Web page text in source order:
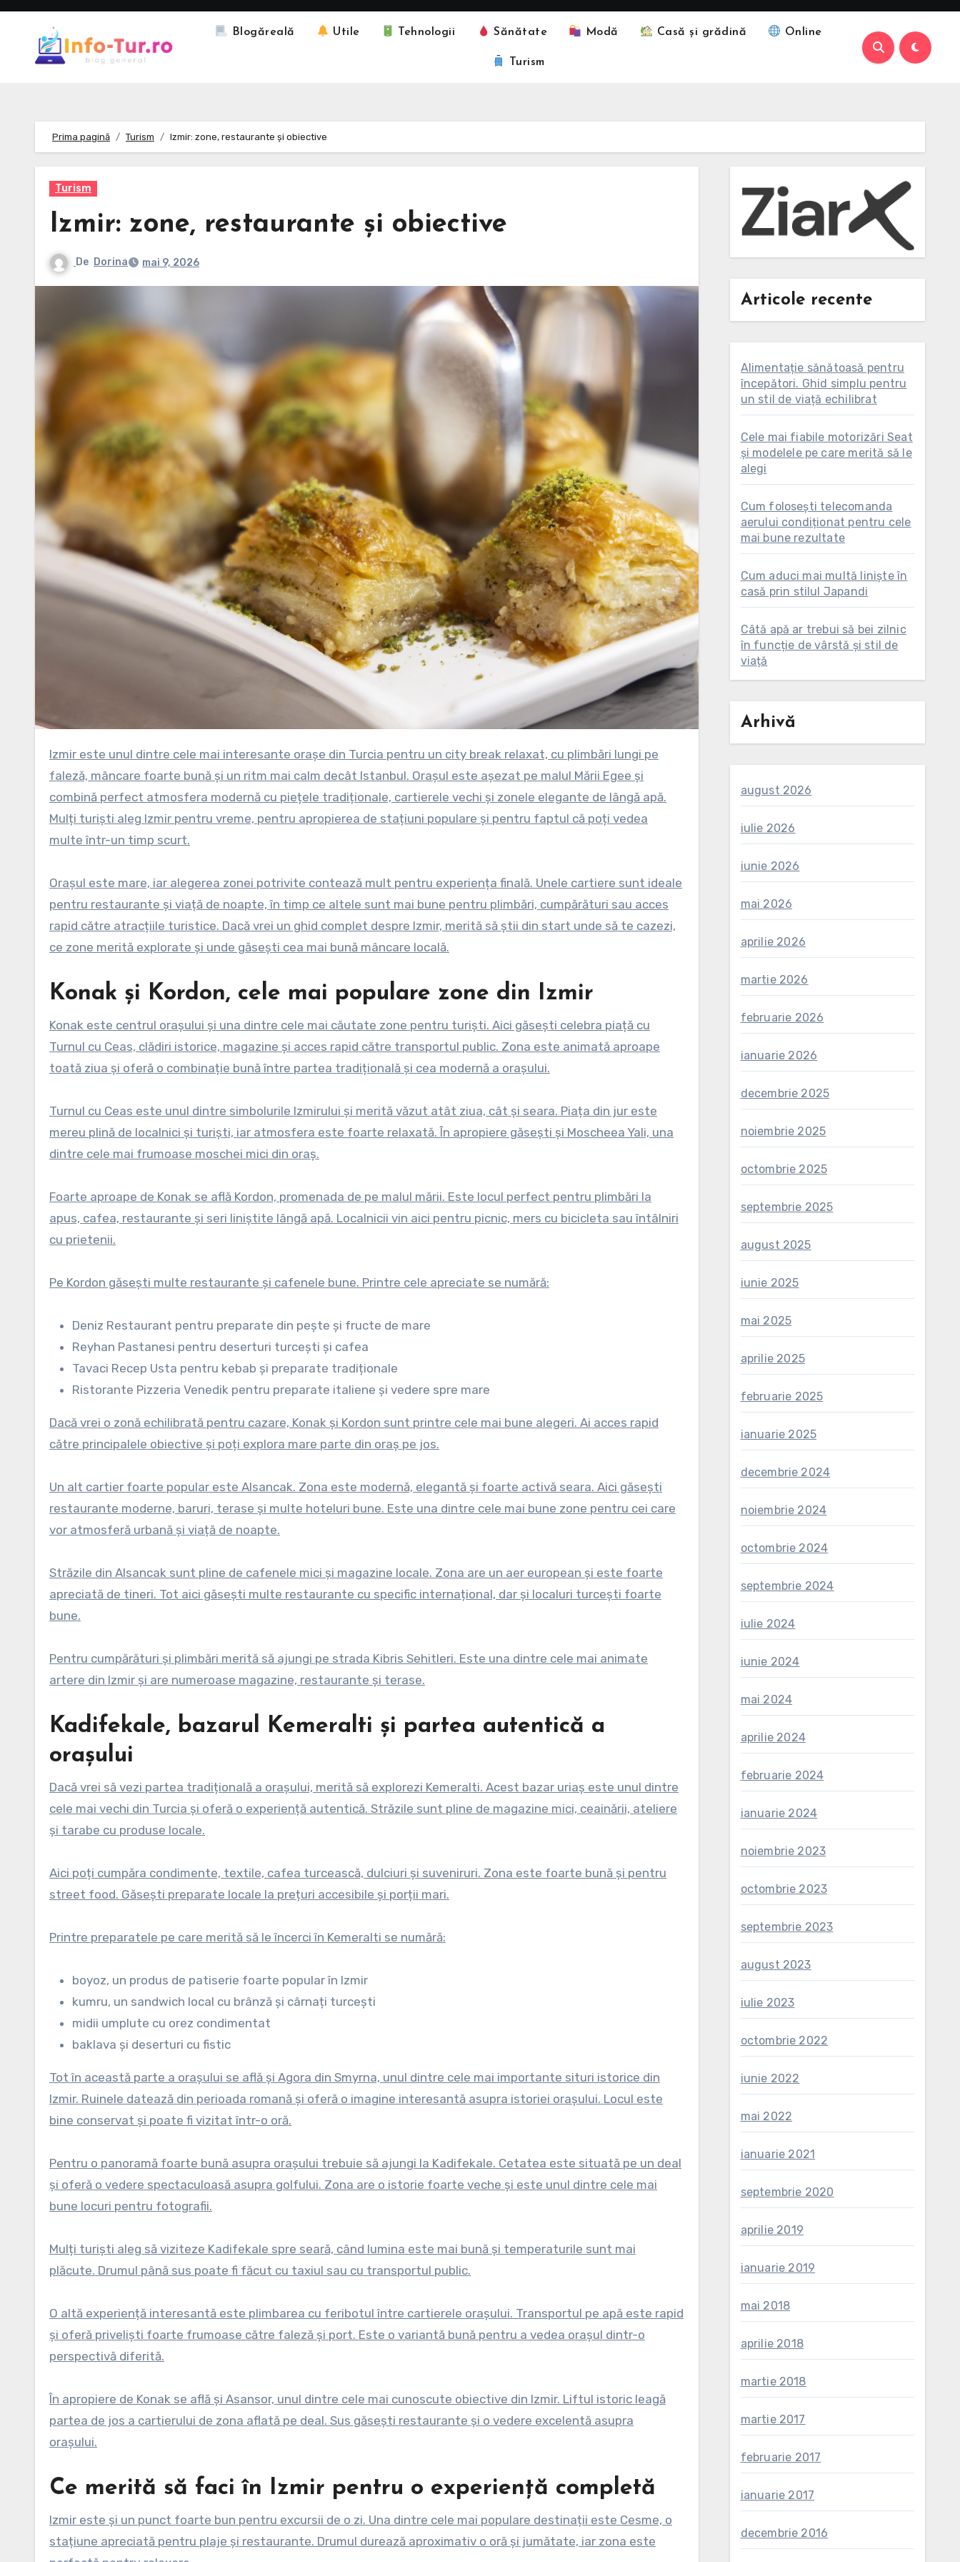
Skip
content
Blogăreală Utile Tehnologii Sănătate Modă Casă și grădină Online
Turism
Prima pagină Turism Izmir: zone, restaurante și obiective
Turism
Izmir: zone, restaurante și obiective
De Dorina mai 9, 2026
Izmir este unul dintre cele mai interesante orașe din Turcia pentru un city break relaxat, cu plimbări lungi pe
faleză, mâncare foarte bună și un ritm mai calm decât Istanbul. Orașul este așezat pe malul Mării Egee și
combină perfect atmosfera modernă cu piețele tradiționale, cartierele vechi și zonele elegante de lângă apă.
Mulți turiști aleg Izmir pentru vreme, pentru apropierea de stațiuni populare și pentru faptul că poți vedea
multe într-un timp scurt.
Orașul este mare, iar alegerea zonei potrivite contează mult pentru experiența finală. Unele cartiere sunt ideale
pentru restaurante și viață de noapte, în timp ce altele sunt mai bune pentru plimbări, cumpărături sau acces
rapid către atracțiile turistice. Dacă vrei un ghid complet despre Izmir, merită să știi din start unde să te cazezi,
ce zone merită explorate și unde găsești cea mai bună mâncare locală.
Konak și Kordon, cele mai populare zone din Izmir
Konak este centrul orașului și una dintre cele mai căutate zone pentru turiști. Aici găsești celebra piață cu
Turnul cu Ceas, clădiri istorice, magazine și acces rapid către transportul public. Zona este animată aproape
toată ziua și oferă o combinație bună între partea tradițională și cea modernă a orașului.
Turnul cu Ceas este unul dintre simbolurile Izmirului și merită văzut atât ziua, cât și seara. Piața din jur este
mereu plină de localnici și turiști, iar atmosfera este foarte relaxată. În apropiere găsești și Moscheea Yali, una
dintre cele mai frumoase moschei mici din oraș.
Foarte aproape de Konak se află Kordon, promenada de pe malul mării. Este locul perfect pentru plimbări la
apus, cafea, restaurante și seri liniștite lângă apă. Localnicii vin aici pentru picnic, mers cu bicicleta sau întâlniri
cu prietenii.
Pe Kordon găsești multe restaurante și cafenele bune. Printre cele apreciate se numără:
Deniz Restaurant pentru preparate din pește și fructe de mare
Reyhan Pastanesi pentru deserturi turcești și cafea
Tavaci Recep Usta pentru kebab și preparate tradiționale
Ristorante Pizzeria Venedik pentru preparate italiene și vedere spre mare
Dacă vrei o zonă echilibrată pentru cazare, Konak și Kordon sunt printre cele mai bune alegeri. Ai acces rapid
către principalele obiective și poți explora mare parte din oraș pe jos.
Un alt cartier foarte popular este Alsancak. Zona este modernă, elegantă și foarte activă seara. Aici găsești
restaurante moderne, baruri, terase și multe hoteluri bune. Este una dintre cele mai bune zone pentru cei care
vor atmosferă urbană și viață de noapte.
Străzile din Alsancak sunt pline de cafenele mici și magazine locale. Zona are un aer european și este foarte
apreciată de tineri. Tot aici găsești multe restaurante cu specific internațional, dar și localuri turcești foarte
bune.
Pentru cumpărături și plimbări merită să ajungi pe strada Kibris Sehitleri. Este una dintre cele mai animate
artere din Izmir și are numeroase magazine, restaurante și terase.
Kadifekale, bazarul Kemeralti și partea autentică a
orașului
Dacă vrei să vezi partea tradițională a orașului, merită să explorezi Kemeralti. Acest bazar uriaș este unul dintre
cele mai vechi din Turcia și oferă o experiență autentică. Străzile sunt pline de magazine mici, ceainării, ateliere
și tarabe cu produse locale.
Aici poți cumpăra condimente, textile, cafea turcească, dulciuri și suveniruri. Zona este foarte bună și pentru
street food. Găsești preparate locale la prețuri accesibile și porții mari.
Printre preparatele pe care merită să le încerci în Kemeralti se numără:
boyoz, un produs de patiserie foarte popular în Izmir
kumru, un sandwich local cu brânză și cârnați turcești
midii umplute cu orez condimentat
baklava și deserturi cu fistic
Tot în această parte a orașului se află și Agora din Smyrna, unul dintre cele mai importante situri istorice din
Izmir. Ruinele datează din perioada romană și oferă o imagine interesantă asupra istoriei orașului. Locul este
bine conservat și poate fi vizitat într-o oră.
Pentru o panoramă foarte bună asupra orașului trebuie să ajungi la Kadifekale. Cetatea este situată pe un deal
și oferă o vedere spectaculoasă asupra golfului. Zona are o istorie foarte veche și este unul dintre cele mai
bune locuri pentru fotografii.
Mulți turiști aleg să viziteze Kadifekale spre seară, când lumina este mai bună și temperaturile sunt mai
plăcute. Drumul până sus poate fi făcut cu taxiul sau cu transportul public.
O altă experiență interesantă este plimbarea cu feribotul între cartierele orașului. Transportul pe apă este rapid
și oferă priveliști foarte frumoase către faleză și port. Este o variantă bună pentru a vedea orașul dintr-o
perspectivă diferită.
În apropiere de Konak se află și Asansor, unul dintre cele mai cunoscute obiective din Izmir. Liftul istoric leagă
partea de jos a cartierului de zona aflată pe deal. Sus găsești restaurante și o vedere excelentă asupra
orașului.
Ce merită să faci în Izmir pentru o experiență completă
Izmir este și un punct foarte bun pentru excursii de o zi. Una dintre cele mai populare destinații este Cesme, o
stațiune apreciată pentru plaje și restaurante. Drumul durează aproximativ o oră și jumătate, iar zona este
Articole recente
Alimentație sănătoasă pentru
începători. Ghid simplu pentru
un stil de viață echilibrat
Cele mai fiabile motorizări Seat
și modelele pe care merită să le
alegi
Cum folosești telecomanda
aerului condiționat pentru cele
mai bune rezultate
Cum aduci mai multă liniște în
casă prin stilul Japandi
Câtă apă ar trebui să bei zilnic
în funcție de vârstă și stil de
viață
Arhivă
august 2026
iulie 2026
iunie 2026
mai 2026
aprilie 2026
martie 2026
februarie 2026
ianuarie 2026
decembrie 2025
noiembrie 2025
octombrie 2025
septembrie 2025
august 2025
iunie 2025
mai 2025
aprilie 2025
februarie 2025
ianuarie 2025
decembrie 2024
noiembrie 2024
octombrie 2024
septembrie 2024
iulie 2024
iunie 2024
mai 2024
aprilie 2024
februarie 2024
ianuarie 2024
noiembrie 2023
octombrie 2023
septembrie 2023
august 2023
iulie 2023
octombrie 2022
iunie 2022
mai 2022
ianuarie 2021
septembrie 2020
aprilie 2019
ianuarie 2019
mai 2018
aprilie 2018
martie 2018
martie 2017
februarie 2017
ianuarie 2017
decembrie 2016